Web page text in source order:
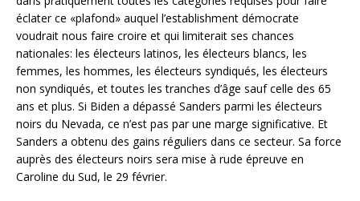
éclater ce «plafond» auquel l’establishment démocrate
voudrait nous faire croire et qui limiterait ses chances
nationales: les électeurs latinos, les électeurs blancs, les
femmes, les hommes, les électeurs syndiqués, les électeurs
non syndiqués, et toutes les tranches d’âge sauf celle des 65
ans et plus. Si Biden a dépassé Sanders parmi les électeurs
noirs du Nevada, ce n’est pas par une marge significative. Et
Sanders a obtenu des gains réguliers dans ce secteur. Sa force
auprès des électeurs noirs sera mise à rude épreuve en
Caroline du Sud, le 29 février.